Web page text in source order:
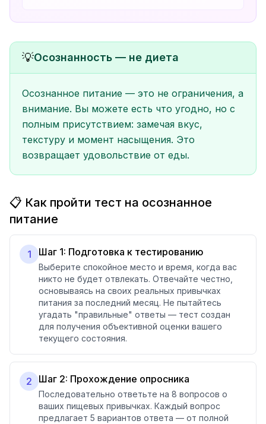
💡Осознанность — не диета
Осознанное питание — это не ограничения, а
внимание. Вы можете есть что угодно, но с
полным присутствием: замечая вкус,
текстуру и момент насыщения. Это
возвращает удовольствие от еды.
📋 Как пройти тест на осознанное
питание
1 Шаг 1: Подготовка к тестированию
Выберите спокойное место и время, когда вас
никто не будет отвлекать. Отвечайте честно,
основываясь на своих реальных привычках
питания за последний месяц. Не пытайтесь
угадать "правильные" ответы — тест создан
для получения объективной оценки вашего
текущего состояния.
2 Шаг 2: Прохождение опросника
Последовательно ответьте на 8 вопросов о
ваших пищевых привычках. Каждый вопрос
предлагает 5 вариантов ответа — от полной